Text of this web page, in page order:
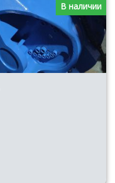
В наличии